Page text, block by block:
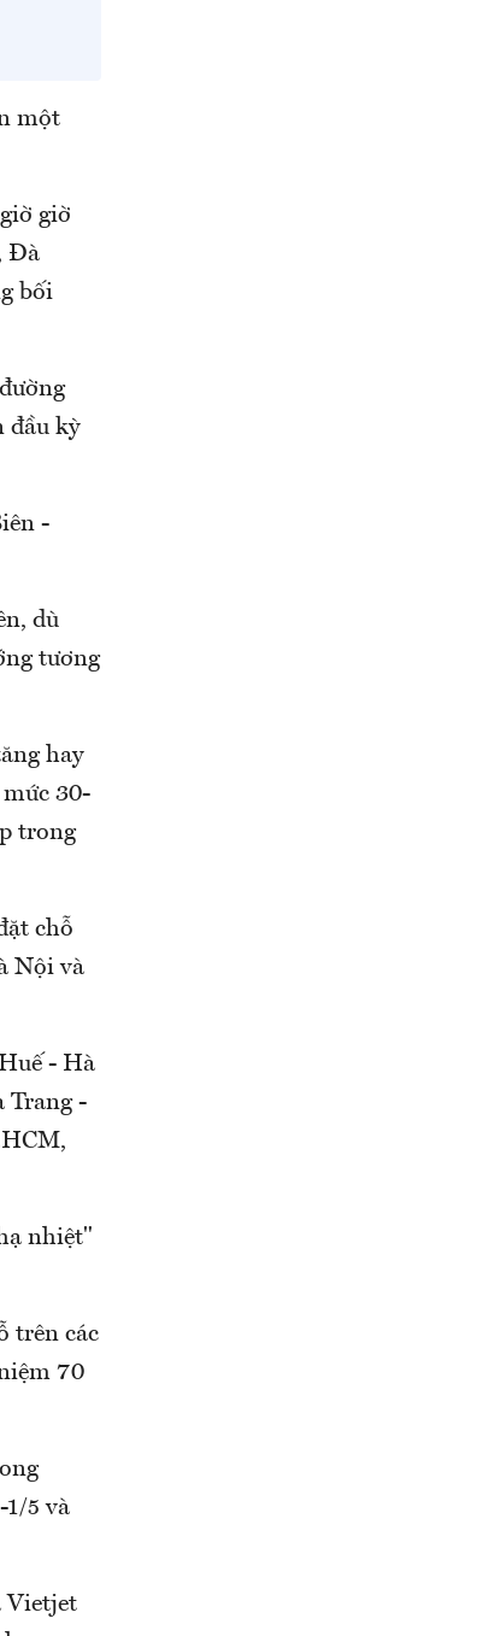
một
giờ
Đà
bối
đầu kỳ
-
dù
tương
hay
30-
trong
chỗ
Nội và
- Hà
Trang -
nhiệt"
trên các
70
1/5 và
Vietjet